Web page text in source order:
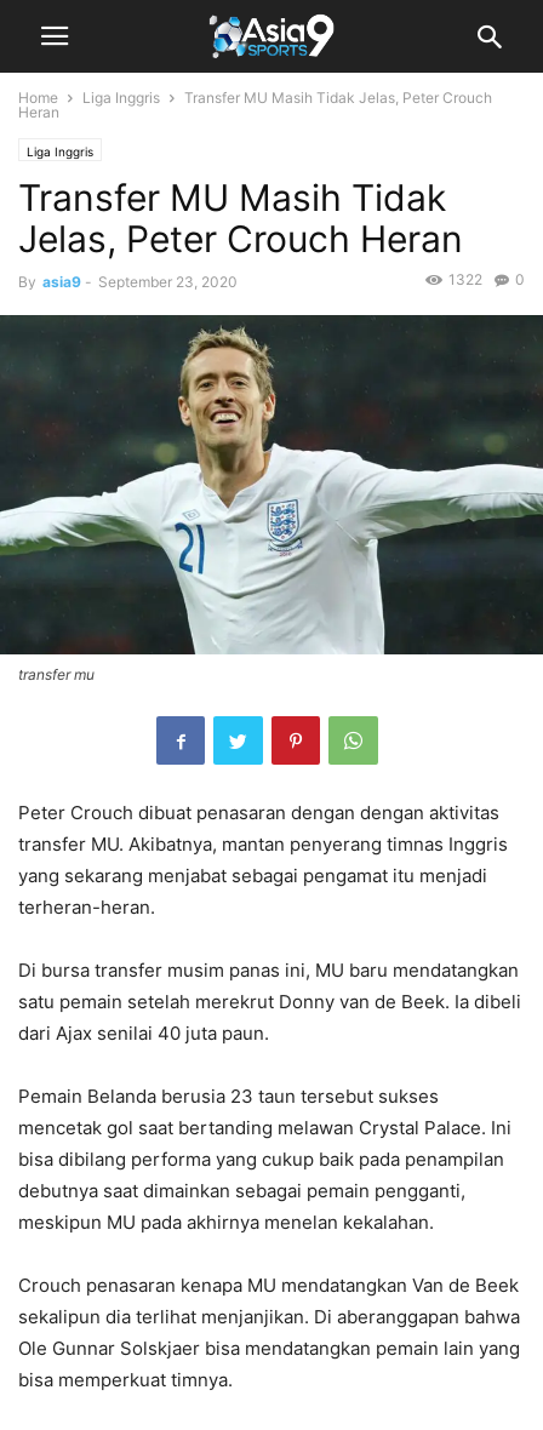
Home Liga Inggris
Transfer MU Masih Tidak Jelas, Peter Crouch
Heran
Liga Inggris
Transfer MU Masih Tidak
Jelas, Peter Crouch Heran
By asia9 - September 23, 2020 0
1322
transfer mu
Peter Crouch dibuat penasaran dengan dengan aktivitas
transfer MU. Akibatnya, mantan penyerang timnas Inggris
yang sekarang menjabat sebagai pengamat itu menjadi
terheran-heran.
Di bursa transfer musim panas ini, MU baru mendatangkan
satu pemain setelah merekrut Donny van de Beek. Ia dibeli
dari Ajax senilai 40 juta paun.
Pemain Belanda berusia 23 taun tersebut sukses
mencetak gol saat bertanding melawan Crystal Palace. Ini
bisa dibilang performa yang cukup baik pada penampilan
debutnya saat dimainkan sebagai pemain pengganti,
meskipun MU pada akhirnya menelan kekalahan.
Crouch penasaran kenapa MU mendatangkan Van de Beek
sekalipun dia terlihat menjanjikan. Di aberanggapan bahwa
Ole Gunnar Solskjaer bisa mendatangkan pemain lain yang
bisa memperkuat timnya.